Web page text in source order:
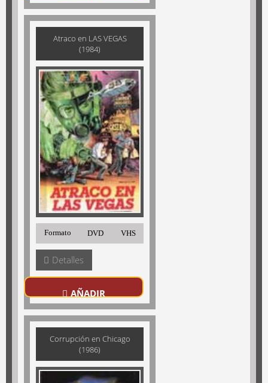
Atraco en LAS VEGAS
(1984)
Formato DVD VHS
Detalles
AÑADIR
Corrupción en Chicago
(1986)